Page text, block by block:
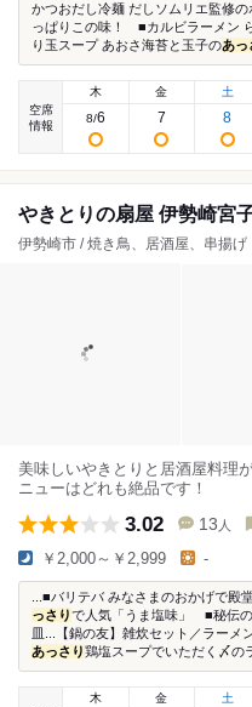
かつおだし冷麺 だしソムリエ監修
っぱりこの味！ ■カルビラーメン
り玉スープ あおさ海苔と玉子のあっ
空席
情報
木
8/6
金
7
土
8
やきとりの扇屋 伊勢崎宮
伊勢崎市 / 焼き鳥、居酒屋、串揚げ
美味しいやきとりと居酒屋料理
ニューはどれも絶品です！
3.02 13 人
￥2,000～￥2,999 -
...■バリテバ みなさまのおかげで殿
っさりで人気「うま塩味」 ■秘伝
皿...【鍋の友】雑炊セット／ラー
あっさり鶏塩スープでいただく〆の
木
金 土